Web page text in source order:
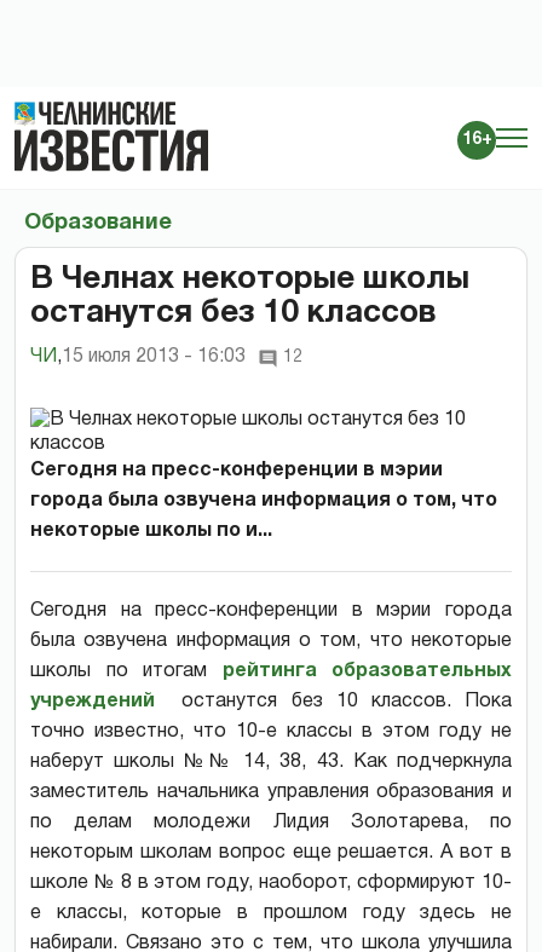
16+
Образование
В Челнах некоторые школы
останутся без 10 классов
ЧИ , 15 июля 2013 - 16:03 12
Сегодня на пресс-конференции в мэрии
города была озвучена информация о том, что
некоторые школы по и...
Сегодня на пресс-конференции в мэрии города
была озвучена информация о том, что некоторые
школы по итогам
рейтинга образовательных
учреждений
останутся без 10 классов. Пока
точно известно, что 10-е классы в этом году не
наберут школы №№ 14, 38, 43. Как подчеркнула
заместитель начальника управления образования и
по делам молодежи Лидия Золотарева, по
некоторым школам вопрос еще решается. А вот в
школе № 8 в этом году, наоборот, сформируют 10-
е классы, которые в прошлом году здесь не
набирали. Связано это с тем, что школа улучшила